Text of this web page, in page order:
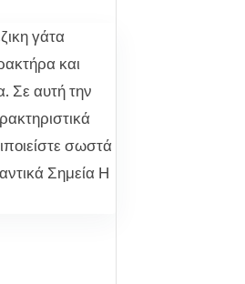
γάτα
και
Σε αυτή την
σωστά
Σημεία Η